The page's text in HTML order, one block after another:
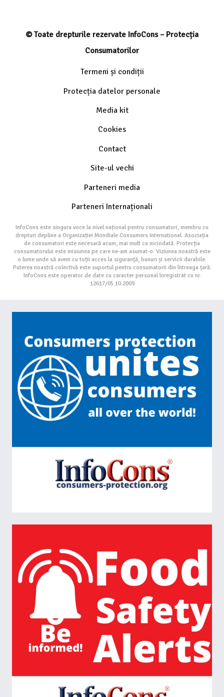
© Toate drepturile rezervate InfoCons – Protecția
Consumatorilor
Termeni și condiții
Protecția datelor personale
Media kit
Cookies
Contact
Site-ul vechi
Parteneri media
Parteneri Internaționali
InfoCons este singura voce la nivel național pentru consumatori, membru cu
drepturi depline a Organizației Mondiale Consumers International. Asociația
de consumatori este necesară acum, mai mult ca niciodată. Protecția
consumatorului este misiunea pe care ne-am asumat-o. Viziunea noastră este
o lume unde să avem cu toții acces la siguranță, bunuri și servicii durabile.
Puterea noastră colectivă este suportul pentru consumatorii din întreaga țară.
InfoCons este operator de date cu caracter personal înregistrat cu nr.
12617/05.10.2009